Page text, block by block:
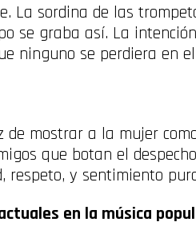
La sordina de las
se graba así. La
ninguno se perdiera en
de mostrar a la mujer
que botan el
respeto, y sentimiento
en la música